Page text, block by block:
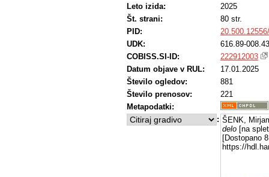
trenutno problematiko rabe in
podrobno opisane jezikovne značilnosti
in rabo jezika logopedov in
narečnih skupin, in katere izmed njih
V okviru magistrskega dela je bila
slovenskem področju do narečne
primerjati podatke o tem, kakšen je
izreke v izvajanju logopedske
in knjižnega jezika. Glede na nacionalni
moral biti knjižni govor prevladujoč tudi
izreke.
Rezultati vprašalnika (N = 37) so nam
področju enotno mnenje. Zavedajo se,
obravnavi sami predstavljajo jezikovni
logopedsko obravnavo najbolj primerna
jezikovne spretnosti na področju
svojega jezika v logopedski obravnavi
Leto izida:
2025
Št. strani:
80 str.
PID:
UDK:
616.89-
COBISS.SI-ID:
222912003
Datum objave v RUL:
17.01.2025
Število ogledov:
881
Število prenosov:
221
Metapodatki:
: ŠENK,
delo [na
[Dostopano
https://